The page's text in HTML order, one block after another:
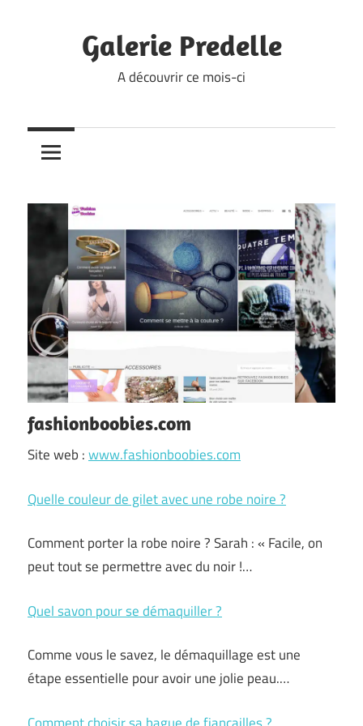
Galerie Predelle
A découvrir ce mois-ci
fashionboobies.com
Site web :www.fashionboobies.com
Quelle couleur de gilet avec une robe noire ?
Comment porter la robe noire ? Sarah : « Facile, on
peut tout se permettre avec du noir !…
Quel savon pour se démaquiller ?
Comme vous le savez, le démaquillage est une
étape essentielle pour avoir une jolie peau.…